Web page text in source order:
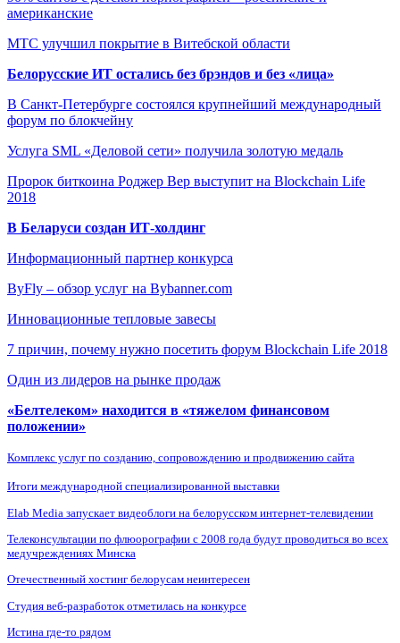
американские
МТС улучшил покрытие в Витебской области
Белорусские ИТ остались без брэндов и без «лица»
В Санкт-Петербурге состоялся крупнейший международный
форум по блокчейну
Услуга SML «Деловой сети» получила золотую медаль
Пророк биткоина Роджер Вер выступит на Blockchain Life
2018
В Беларуси создан ИТ-холдинг
Информационный партнер конкурса
ByFly – обзор услуг на Bybanner.com
Инновационные тепловые завесы
7 причин, почему нужно посетить форум Blockchain Life 2018
Один из лидеров на рынке продаж
«Белтелеком» находится в «тяжелом финансовом
положении»
Комплекс услуг по созданию, сопровождению и продвижению сайта
Итоги международной специализированной выставки
Elab Media запускает видеоблоги на белорусском интернет-телевидении
Телеконсультации по флюорографии с 2008 года будут проводиться во всех
медучреждениях Минска
Отечественный хостинг белорусам неинтересен
Студия веб-разработок отметилась на конкурсе
Истина где-то рядом